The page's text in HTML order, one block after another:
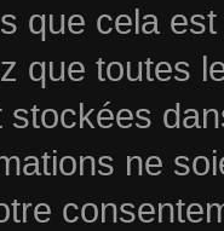
que cela
que toutes
stockées
ne